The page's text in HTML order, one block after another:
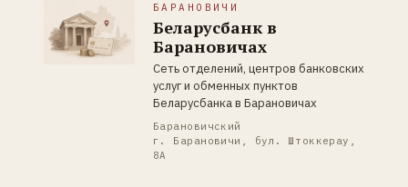
БАРАНОВИЧИ
Беларусбанк в
Барановичах
Сеть отделений, центров банковских
услуг и обменных пунктов
Беларусбанка в Барановичах
Барановичский
г. Барановичи, бул. Штоккерау,
8А